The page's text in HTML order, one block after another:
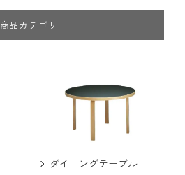
商品カテゴリ
ダイニングテーブル